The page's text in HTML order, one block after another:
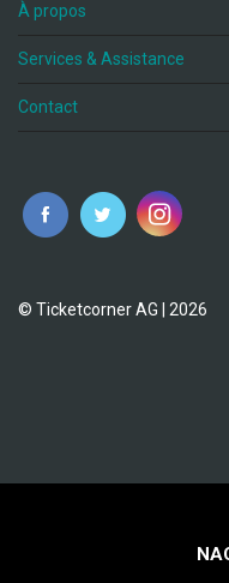
À propos
Services & Assistance
Contact
fr
© Ticketcorner AG | 2026